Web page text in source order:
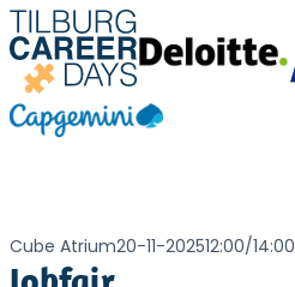
Cube Atrium20-11-202512:00/14:00